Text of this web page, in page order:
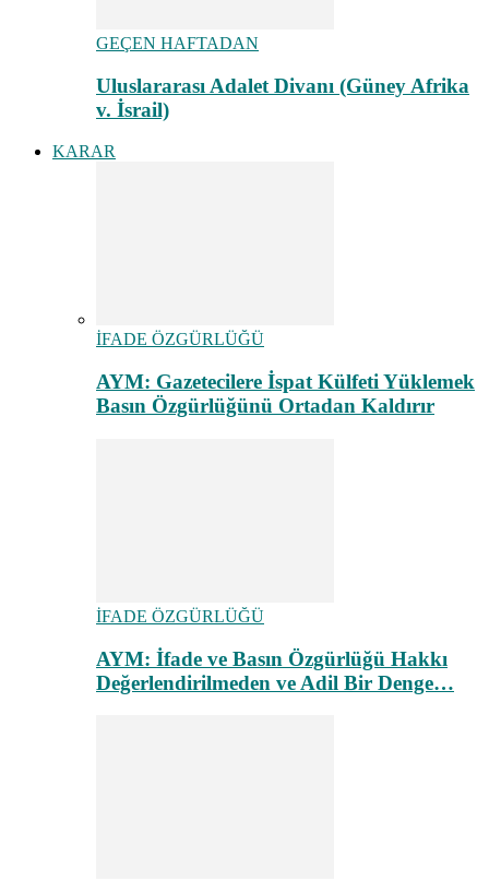
GEÇEN HAFTADAN
Uluslararası Adalet Divanı (Güney Afrika
v. İsrail)
KARAR
İFADE ÖZGÜRLÜĞÜ
AYM: Gazetecilere İspat Külfeti Yüklemek
Basın Özgürlüğünü Ortadan Kaldırır
İFADE ÖZGÜRLÜĞÜ
AYM: İfade ve Basın Özgürlüğü Hakkı
Değerlendirilmeden ve Adil Bir Denge…